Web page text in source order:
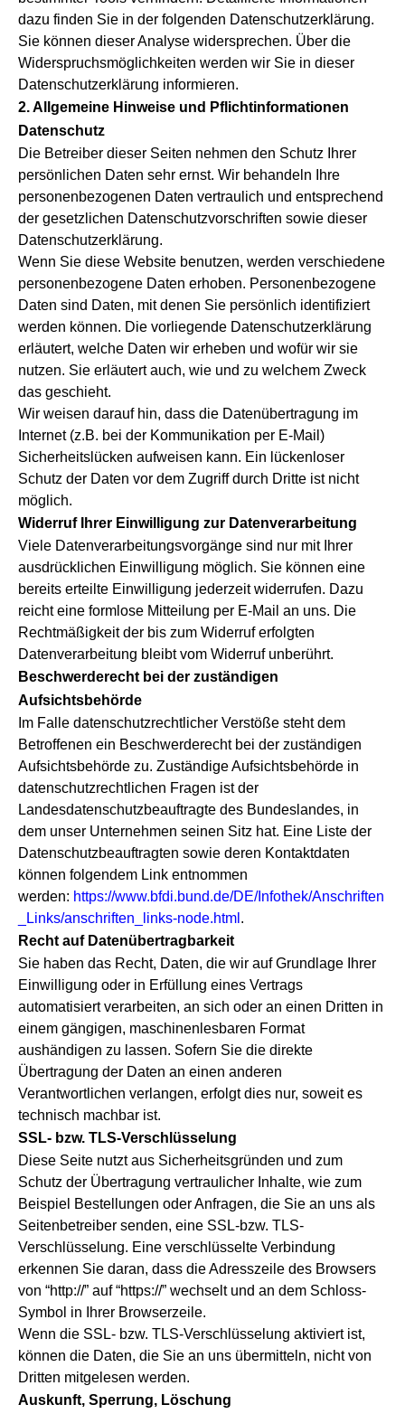
dazu finden Sie in der folgenden Datenschutzerklärung.
Sie können dieser Analyse widersprechen. Über die
Widerspruchsmöglichkeiten werden wir Sie in dieser
Datenschutzerklärung informieren.
2. Allgemeine Hinweise und Pflichtinformationen
Datenschutz
Die Betreiber dieser Seiten nehmen den Schutz Ihrer
persönlichen Daten sehr ernst. Wir behandeln Ihre
personenbezogenen Daten vertraulich und entsprechend
der gesetzlichen Datenschutzvorschriften sowie dieser
Datenschutzerklärung.
Wenn Sie diese Website benutzen, werden verschiedene
personenbezogene Daten erhoben. Personenbezogene
Daten sind Daten, mit denen Sie persönlich identifiziert
werden können. Die vorliegende Datenschutzerklärung
erläutert, welche Daten wir erheben und wofür wir sie
nutzen. Sie erläutert auch, wie und zu welchem Zweck
das geschieht.
Wir weisen darauf hin, dass die Datenübertragung im
Internet (z.B. bei der Kommunikation per E-Mail)
Sicherheitslücken aufweisen kann. Ein lückenloser
Schutz der Daten vor dem Zugriff durch Dritte ist nicht
möglich.
Widerruf Ihrer Einwilligung zur Datenverarbeitung
Viele Datenverarbeitungsvorgänge sind nur mit Ihrer
ausdrücklichen Einwilligung möglich. Sie können eine
bereits erteilte Einwilligung jederzeit widerrufen. Dazu
reicht eine formlose Mitteilung per E-Mail an uns. Die
Rechtmäßigkeit der bis zum Widerruf erfolgten
Datenverarbeitung bleibt vom Widerruf unberührt.
Beschwerderecht bei der zuständigen
Aufsichtsbehörde
Im Falle datenschutzrechtlicher Verstöße steht dem
Betroffenen ein Beschwerderecht bei der zuständigen
Aufsichtsbehörde zu. Zuständige Aufsichtsbehörde in
datenschutzrechtlichen Fragen ist der
Landesdatenschutzbeauftragte des Bundeslandes, in
dem unser Unternehmen seinen Sitz hat. Eine Liste der
Datenschutzbeauftragten sowie deren Kontaktdaten
können folgendem Link entnommen
werden: https://www.bfdi.bund.de/DE/Infothek/Anschriften
_Links/anschriften_links-node.html .
Recht auf Datenübertragbarkeit
Sie haben das Recht, Daten, die wir auf Grundlage Ihrer
Einwilligung oder in Erfüllung eines Vertrags
automatisiert verarbeiten, an sich oder an einen Dritten in
einem gängigen, maschinenlesbaren Format
aushändigen zu lassen. Sofern Sie die direkte
Übertragung der Daten an einen anderen
Verantwortlichen verlangen, erfolgt dies nur, soweit es
technisch machbar ist.
SSL- bzw. TLS-Verschlüsselung
Diese Seite nutzt aus Sicherheitsgründen und zum
Schutz der Übertragung vertraulicher Inhalte, wie zum
Beispiel Bestellungen oder Anfragen, die Sie an uns als
Seitenbetreiber senden, eine SSL-bzw. TLS-
Verschlüsselung. Eine verschlüsselte Verbindung
erkennen Sie daran, dass die Adresszeile des Browsers
von “http://” auf “https://” wechselt und an dem Schloss-
Symbol in Ihrer Browserzeile.
Wenn die SSL- bzw. TLS-Verschlüsselung aktiviert ist,
können die Daten, die Sie an uns übermitteln, nicht von
Dritten mitgelesen werden.
Auskunft, Sperrung, Löschung